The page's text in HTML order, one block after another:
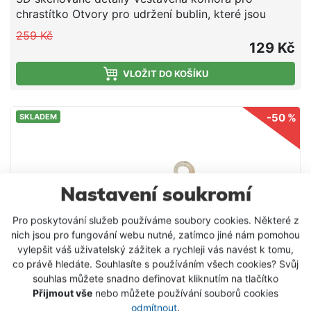
Nastavení soukromí
Pro poskytování služeb používáme soubory cookies. Některé z
nich jsou pro fungování webu nutné, zatímco jiné nám pomohou
vylepšit váš uživatelský zážitek a rychleji vás navést k tomu,
co právě hledáte. Souhlasíte s používáním všech cookies? Svůj
souhlas můžete snadno definovat kliknutím na tlačítko
Přijmout vše nebo můžete používání souborů cookies
odmítnout.
chrastítko Otvory pro udržení bublin, které jsou
samovolně uvolňovány v hloubkách Bod k navázání
pro navijení z velkýh hloubek Dlouhotrvající svíticí
efekt na těle a chapadlech Vysoce odolná chapadla
z TPE materiálu Realistická / živá akce Široký záběr
při pomalém jigování Silný, pevný háček Kroužek pro
připevnění háčku či třpytky Nástraha vyrobena na
základě 3D skenování mladého jedince chobotnice.
Tělo je z olověné slitiny a chapadla jsou vyrobena z
má ve vodě téměř nulový odpor a při pomalém
si nástraha drží realistickou pozici, přičemž
proudech.
259 Kč
129 Kč
VLOŽIT DO KOŠÍKU
-50 %
SKLADEM